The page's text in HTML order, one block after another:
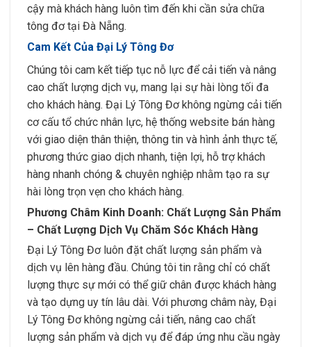
cậy mà khách hàng luôn tìm đến khi cần sửa chữa
tông đơ tại Đà Nẵng.
Cam Kết Của Đại Lý Tông Đơ
Chúng tôi cam kết tiếp tục nỗ lực để cải tiến và nâng
cao chất lượng dịch vụ, mang lại sự hài lòng tối đa
cho khách hàng. Đại Lý Tông Đơ không ngừng cải tiến
cơ cấu tổ chức nhân lực, hệ thống website bán hàng
với giao diện thân thiện, thông tin và hình ảnh thực tế,
phương thức giao dịch nhanh, tiện lợi, hỗ trợ khách
hàng nhanh chóng & chuyên nghiệp nhằm tạo ra sự
hài lòng trọn vẹn cho khách hàng.
Phương Châm Kinh Doanh: Chất Lượng Sản Phẩm
– Chất Lượng Dịch Vụ Chăm Sóc Khách Hàng
Đại Lý Tông Đơ luôn đặt chất lượng sản phẩm và
dịch vụ lên hàng đầu. Chúng tôi tin rằng chỉ có chất
lượng thực sự mới có thể giữ chân được khách hàng
và tạo dựng uy tín lâu dài. Với phương châm này, Đại
Lý Tông Đơ không ngừng cải tiến, nâng cao chất
lượng sản phẩm và dịch vụ để đáp ứng nhu cầu ngày